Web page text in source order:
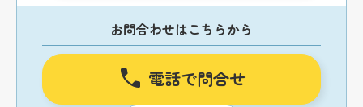
お問合わせはこちらから
電話で問合せ